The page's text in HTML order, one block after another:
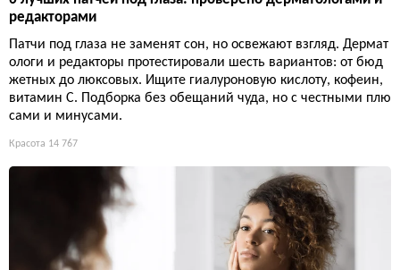
редакторами
Патчи под глаза не заменят сон, но освежают взгляд. Дермат
ологи и редакторы протестировали шесть вариантов: от бюд
жетных до люксовых. Ищите гиалуроновую кислоту, кофеин,
витамин С. Подборка без обещаний чуда, но с честными плю
сами и минусами.
Красота 14 767